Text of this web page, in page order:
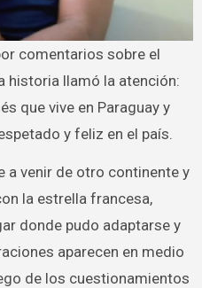
historia llamó la atención:
que vive en Paraguay y
y feliz en el país.
a venir de otro continente y
la estrella francesa,
donde pudo adaptarse y
aparecen en medio
de los cuestionamientos